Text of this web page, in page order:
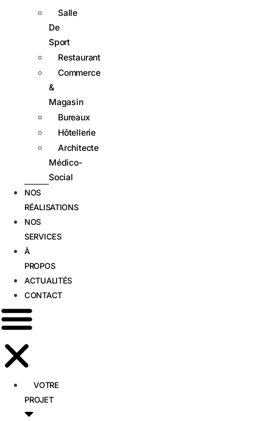
Salle
De
Sport
Restaurant
Commerce
&
Magasin
Bureaux
Hôtellerie
Architecte
Médico-
Social
NOS
RÉALISATIONS
NOS
SERVICES
À
PROPOS
ACTUALITÉS
CONTACT
VOTRE
PROJET